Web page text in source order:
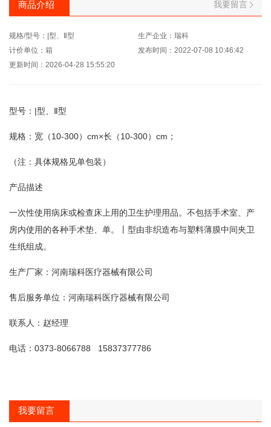
商品介绍 我要留言
规格/型号：|型、Ⅱ型
生产企业：瑞科
计价单位：箱
发布时间：2022-07-08 10:46:42
更新时间：2026-04-28 15:55:20
型号：|型、Ⅱ型
规格：宽（10-300）cm×长（10-300）cm；
（注：具体规格见单包装）
产品描述
一次性使用病床或检查床上用的卫生护理用品。不包括手术室、产
房内使用的各种手术垫、单。丨型由非织造布与塑料薄膜中间夹卫
生纸组成。
生产厂家：河南瑞科医疗器械有限公司
售后服务单位：河南瑞科医疗器械有限公司
联系人：赵经理
电话：0373-8066788 15837377786
我要留言